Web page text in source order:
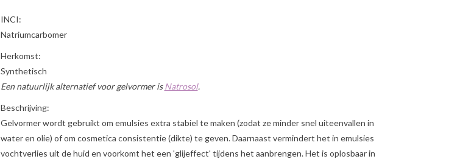
INCI:
Natriumcarbomer
Herkomst:
Synthetisch
Een natuurlijk alternatief voor gelvormer isNatrosol.
Beschrijving:
Gelvormer wordt gebruikt om emulsies extra stabiel te maken (zodat ze minder snel uiteenvallen in
water en olie) of om cosmetica consistentie (dikte) te geven. Daarnaast vermindert het in emulsies
vochtverlies uit de huid en voorkomt het een 'glijeffect' tijdens het aanbrengen. Het is oplosbaar in